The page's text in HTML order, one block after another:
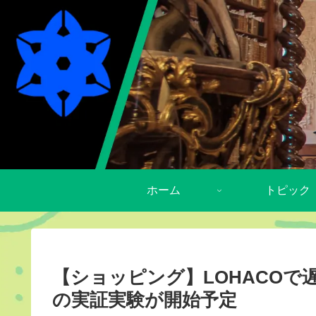
ホーム トピック
【ショッピング】LOHACO
の実証実験が開始予定